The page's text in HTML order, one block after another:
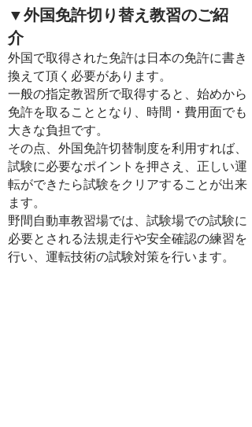
​▼外国免許切り替え教習のご紹
介
外国で取得された免許は日本の免許に書き
換えて頂く必要があります。
一般の指定教習所で取得すると、始めから
免許を取ることとなり、時間・費用面でも
大きな負担です。
その点、外国免許切替制度を利用すれば、
試験に必要なポイントを押さえ、正しい運
転ができたら試験をクリアすることが出来
ます。
​野間自動車教習場では、試験場での試験に
必要とされる法規走行や安全確認の練習を
行い、運転技術の試験対策を行います。